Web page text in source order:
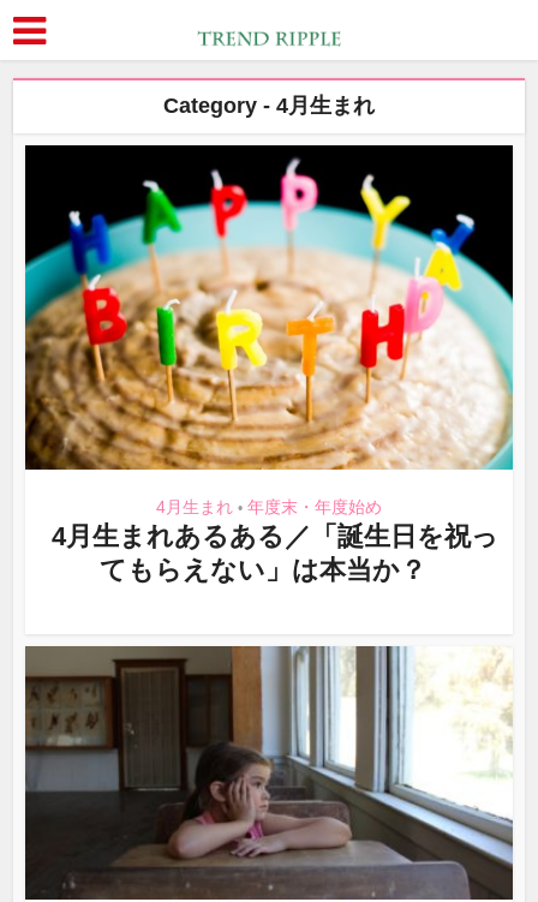
Category - 4月生まれ
4月生まれ • 年度末・年度始め
4月生まれあるある／「誕生日を祝っ
てもらえない」は本当か？